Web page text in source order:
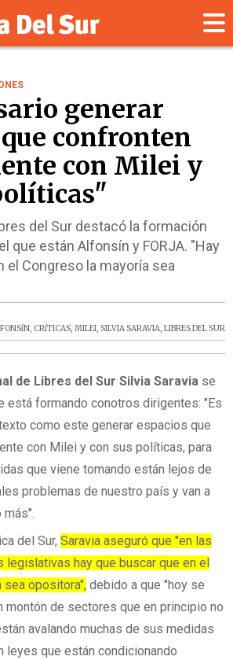
generar
confronten
con Milei y
del Sur destacó la formación
que están Alfonsín y FORJA. "Hay
el Congreso la mayoría sea
, CRíTICAS, MILEI, SILVIA SARAVIA, LIBRES DEL SUR
de Libres del Sur Silvia Saravia se
está formando conotros dirigentes: "Es
como este generar espacios que
con Milei y con sus políticas, para
que viene tomando están lejos de
problemas de nuestro país y van a
más".
del Sur, Saravia aseguró que "en las
hay que buscar que en el
sea opositora", debido a que "hoy se
montón de sectores que en principio no
avalando muchas de sus medidas
leyes que están condicionando